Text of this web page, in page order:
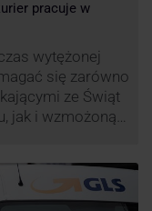
pracuje w
wytężonej
się zarówno
ze Świąt
jak i wzmożoną
czas świąteczny!